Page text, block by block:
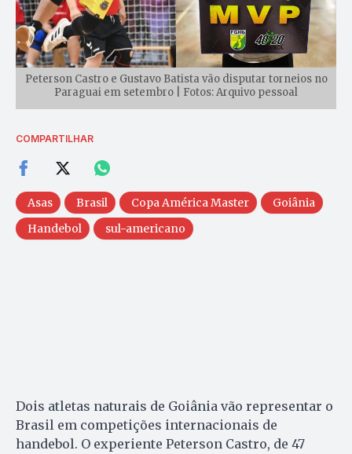
Peterson Castro e Gustavo Batista vão disputar torneios no
Paraguai em setembro | Fotos: Arquivo pessoal
COMPARTILHAR
Asas Brasil Copa América Master
Goiânia
Handebol
sul-americano
Dois atletas naturais de Goiânia vão representar o
Brasil em competições internacionais de
handebol. O experiente Peterson Castro, de 47